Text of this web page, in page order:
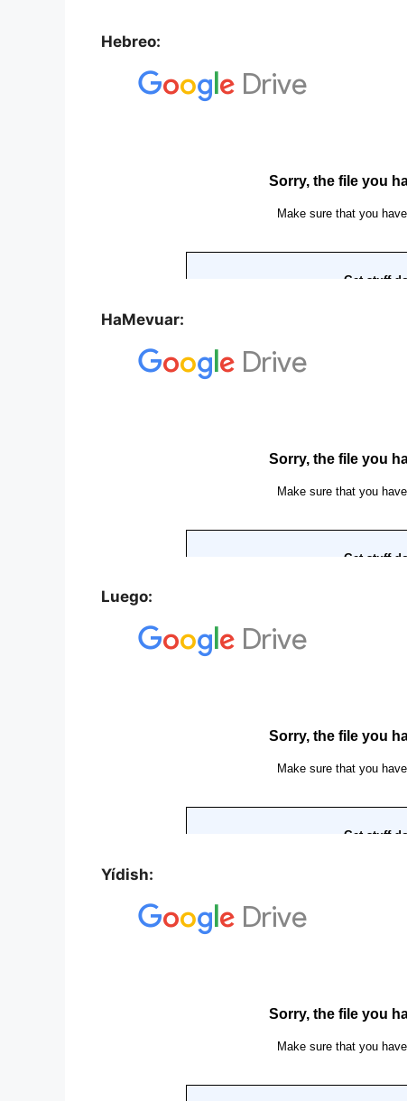
Hebreo:
HaMevuar:
Luego:
Yídish: